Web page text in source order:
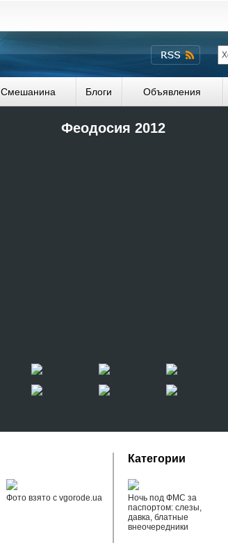
Смешанина Блоги Объявления
Феодосия 2012
Фото взято с vgorode.ua
Категории
Ночь под ФМС за
паспортом: слезы,
давка, блатные
внеочередники